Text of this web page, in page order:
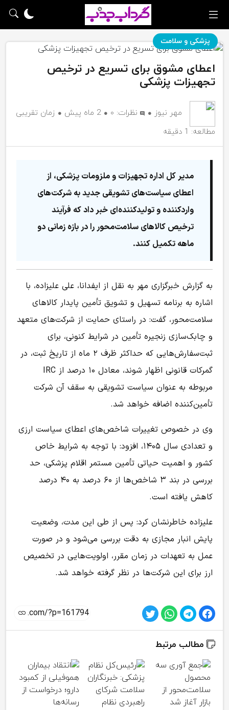
پزشکی و سلامت
اعطای مشوق برای تسریع در ترخیص
تجهیزات پزشکی
مهر نیوز نظرات: ۰ 2 ماه پیش
زمان تقریبی
مطالعه: 1 دقیقه
مدیر کل اداره تجهیزات و ملزومات پزشکی، از
اعطای سیاست‌های تشویقی جدید به شرکت‌های
واردکننده و تولیدکننده‌ای خبر داد که فرآیند
ترخیص کالاهای سلامت‌محور را در بازه زمانی دو
ماهه تکمیل کنند.
به گزارش خبرگزاری مهر به نقل از ایفدانا، علی علیزاده، با
اشاره به برنامه تسهیل و تشویق تأمین پایدار کالاهای
سلامت‌محور، گفت: در راستای حمایت از شرکت‌های متعهد
و چابک‌سازی زنجیره تأمین در شرایط کنونی، برای
ثبت‌سفارش‌هایی که حداکثر ظرف ۲ ماه از تاریخ ثبت، در
گمرکات قانونی اظهار شوند، معادل ۱۰ درصد از IRC
مربوطه به عنوان سیاست تشویقی به سقف آن شرکت
تأمین‌کننده اضافه خواهد شد.
وی در خصوص تغییرات شاخص‌های اعطای سیاست ارزی
و تعدادی سال ۱۴۰۵، افزود: با توجه به شرایط خاص
کشور و اهمیت حیاتی تأمین مستمر اقلام پزشکی، حد
بررسی در بند ۳ شاخص‌ها از ۶۰ درصد به ۴۰ درصد
کاهش یافته است.
علیزاده خاطرنشان کرد: پس از طی این مدت، وضعیت
پایش انبار مجازی به دقت بررسی می‌شود و در صورت
عمل به تعهدات در زمان مقرر، اولویت‌هایی در تخصیص
ارز برای این شرکت‌ها در نظر گرفته خواهد شد.
مطالب مرتبط